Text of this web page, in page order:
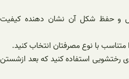
و حفظ شکل آن نشان دهنده کیفیت
با نوع مصرفتان انتخاب کنید.
رختشویی استفاده کنید که بعد ازشستن